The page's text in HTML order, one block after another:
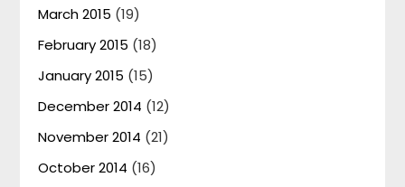
March 2015 (19)
February 2015 (18)
January 2015 (15)
December 2014 (12)
November 2014 (21)
October 2014 (16)